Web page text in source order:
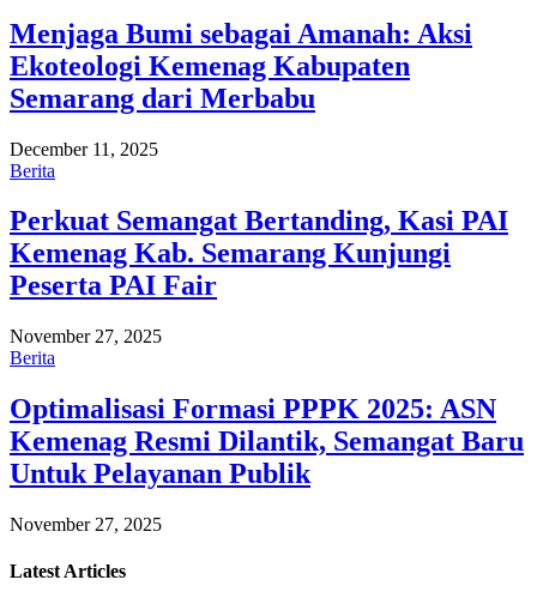
Menjaga Bumi sebagai Amanah: Aksi
Ekoteologi Kemenag Kabupaten
Semarang dari Merbabu
December 11, 2025
Berita
Perkuat Semangat Bertanding, Kasi PAI
Kemenag Kab. Semarang Kunjungi
Peserta PAI Fair
November 27, 2025
Berita
Optimalisasi Formasi PPPK 2025: ASN
Kemenag Resmi Dilantik, Semangat Baru
Untuk Pelayanan Publik
November 27, 2025
Latest Articles